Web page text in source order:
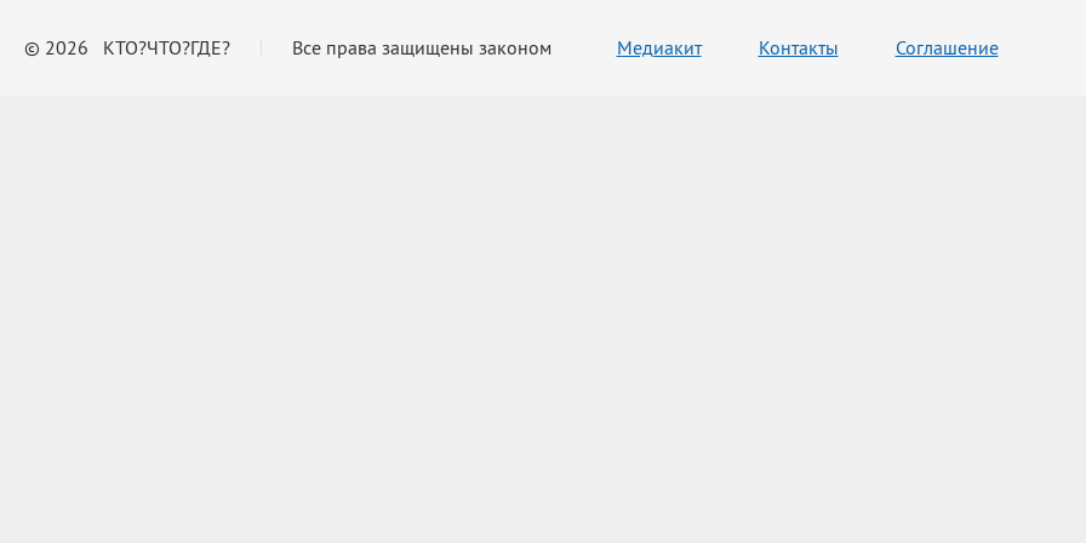
© 2026 КТО?ЧТО?ГДЕ? Все права защищены законом Медиакит Контакты Соглашение